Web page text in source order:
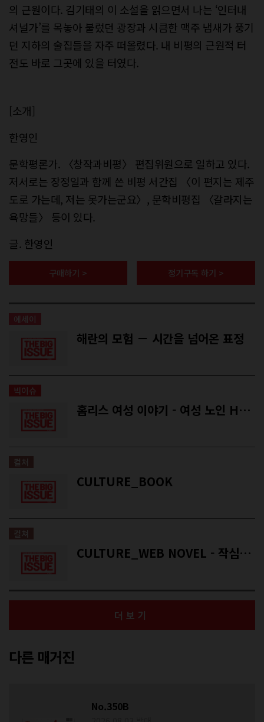
의 근원이다. 김기태의 이 소설을 읽으면서 나는 ‘인터내
셔널가’를 목놓아 불렀던 광장과 시큼한 맥주 냄새가 풍기
던 지하의 술집들을 자주 떠올렸다. 내 비평의 근원적 터
전도 바로 그곳에 있을 터였다.
[소개]
한영인
문학평론가. 〈창작과비평〉 편집위원으로 일하고 있다.
저서로는 장정일과 함께 쓴 비평 서간집 〈이 편지는 제주
도로 가는데, 저는 못가는군요〉, 문학비평집 〈갈라지는
욕망들〉 등이 있다.
글. 한영인
구매하기 > 정기구독 하기 >
에세이
해란의 모험 － 시간을 넘어온 표정
빅이슈
홈리스 여성 이야기 - 여성 노인 H님이 홈리스에서 벗어날 방법은…
컬쳐
CULTURE_BOOK
컬쳐
CULTURE_WEB NOVEL - 작심오화
더보기
다른 매거진
No.350B